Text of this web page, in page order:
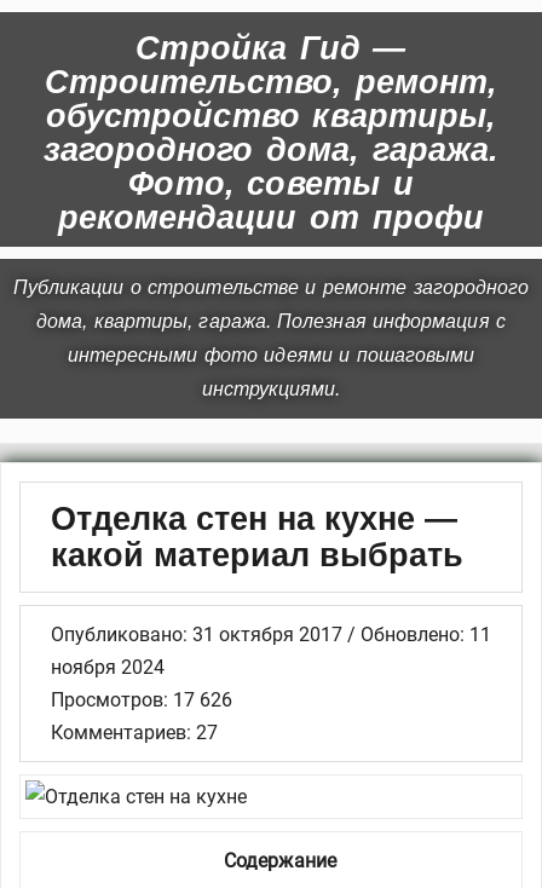
Стройка Гид —
Строительство, ремонт,
обустройство квартиры,
загородного дома, гаража.
Фото, советы и
рекомендации от профи
Публикации о строительстве и ремонте загородного
дома, квартиры, гаража. Полезная информация с
интересными фото идеями и пошаговыми
инструкциями.
Отделка стен на кухне —
какой материал выбрать
Опубликовано: 31 октября 2017 / Обновлено: 11
ноября 2024
Просмотров: 17 626
Комментариев: 27
Содержание